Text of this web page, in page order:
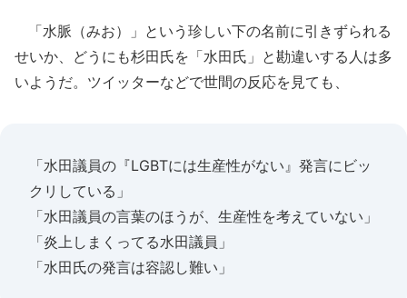
「水脈（みお）」という珍しい下の名前に引きずられる
せいか、どうにも杉田氏を「水田氏」と勘違いする人は多
いようだ。ツイッターなどで世間の反応を見ても、
「水田議員の『LGBTには生産性がない』発言にビッ
クリしている」
「水田議員の言葉のほうが、生産性を考えていない」
「炎上しまくってる水田議員」
「水田氏の発言は容認し難い」